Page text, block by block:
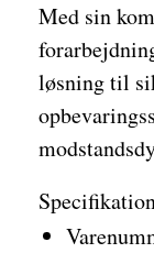
Med sin
løsning til